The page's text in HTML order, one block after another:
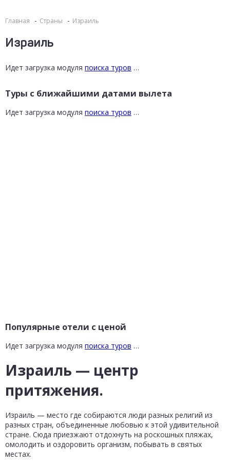
Главная Страны Израиль
Израиль
Идет загрузка модуля поиска туров …
Туры с ближайшими датами вылета
Идет загрузка модуля поиска туров …
Популярные отели с ценой
Идет загрузка модуля поиска туров …
Израиль — центр
притяжения.
Израиль — место где собираются люди разных религий из
разных стран, объединенные любовью к этой удивительной
стране. Сюда приезжают отдохнуть на роскошных пляжах,
омолодить и оздоровить организм, побывать в святых
местах.